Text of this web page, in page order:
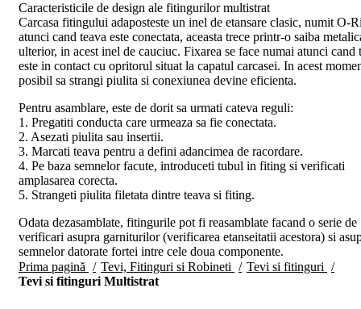
Caracteristicile de design ale fitingurilor multistrat
Carcasa fitingului adaposteste un inel de etansare clasic, numit O-
atunci cand teava este conectata, aceasta trece printr-o saiba
ulterior, in acest inel de cauciuc. Fixarea se face numai atunci cand
este in contact cu opritorul situat la capatul carcasei. In acest
posibil sa strangi piulita si conexiunea devine eficienta.
Pentru asamblare, este de dorit sa urmati cateva reguli:
1. Pregatiti conducta care urmeaza sa fie conectata.
2. Asezati piulita sau insertii.
3. Marcati teava pentru a defini adancimea de racordare.
4. Pe baza semnelor facute, introduceti tubul in fiting si verificati
amplasarea corecta.
5. Strangeti piulita filetata dintre teava si fiting.
Odata dezasamblate, fitingurile pot fi reasamblate facand o serie de
verificari asupra garniturilor (verificarea etanseitatii acestora) si
semnelor datorate fortei intre cele doua componente.
Prima pagină
Tevi, Fitinguri si Robineti
Tevi si fitinguri
Tevi si fitinguri Multistrat